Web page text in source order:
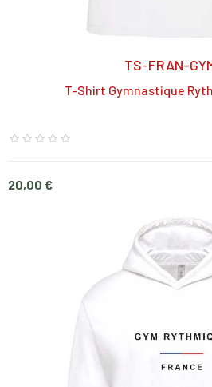
TS-FRAN-
T-Shirt Gymnastique
Prix
20,00 €